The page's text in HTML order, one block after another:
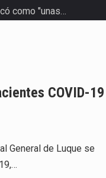
como "unas…
COVID-19
General de Luque se